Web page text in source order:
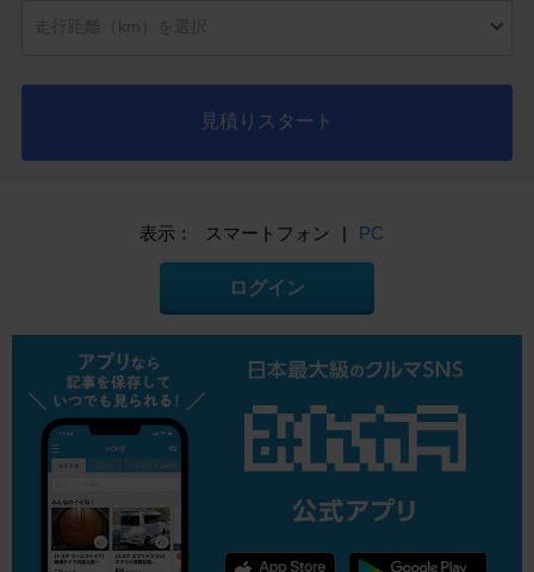
見積りスタート
表示： スマートフォン | PC
ログイン